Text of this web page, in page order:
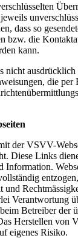
dass so
bzw. die
kann.
ausdrücklich
die per
der VSVV-
Diese Links
Information.
Verantwortung
Betreiber der
Herstellen von
eigenes Risiko.